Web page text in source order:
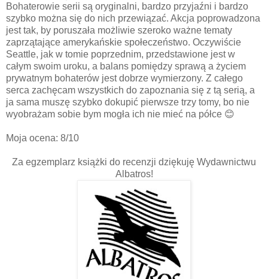
Bohaterowie serii są oryginalni, bardzo przyjaźni i bardzo
szybko można się do nich przewiązać. Akcja poprowadzona
jest tak, by poruszała możliwie szeroko ważne tematy
zaprzątające amerykańskie społeczeństwo. Oczywiście
Seattle, jak w tomie poprzednim, przedstawione jest w
całym swoim uroku, a balans pomiędzy sprawą a życiem
prywatnym bohaterów jest dobrze wymierzony. Z całego
serca zachęcam wszystkich do zapoznania się z tą serią, a
ja sama muszę szybko dokupić pierwsze trzy tomy, bo nie
wyobrażam sobie bym mogła ich nie mieć na półce 😊
Moja ocena: 8/10
Za egzemplarz książki do recenzji dziękuję Wydawnictwu
Albatros!